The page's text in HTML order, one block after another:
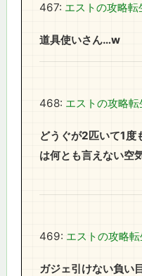
467: エストの攻略転
道具使いさん…w
468: エストの攻略
どうぐが2匹いて1度
は何とも言えない空
469: エストの攻略
ガジェ引けない負い